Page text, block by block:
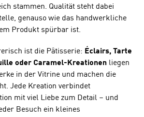
stammen. Qualität steht dabei
genauso wie das handwerkliche
Produkt spürbar ist.
ist die Pâtisserie: Éclairs, Tarte
oder Caramel-Kreationen liegen
in der Vitrine und machen die
Jede Kreation verbindet
mit viel Liebe zum Detail – und
Besuch ein kleines